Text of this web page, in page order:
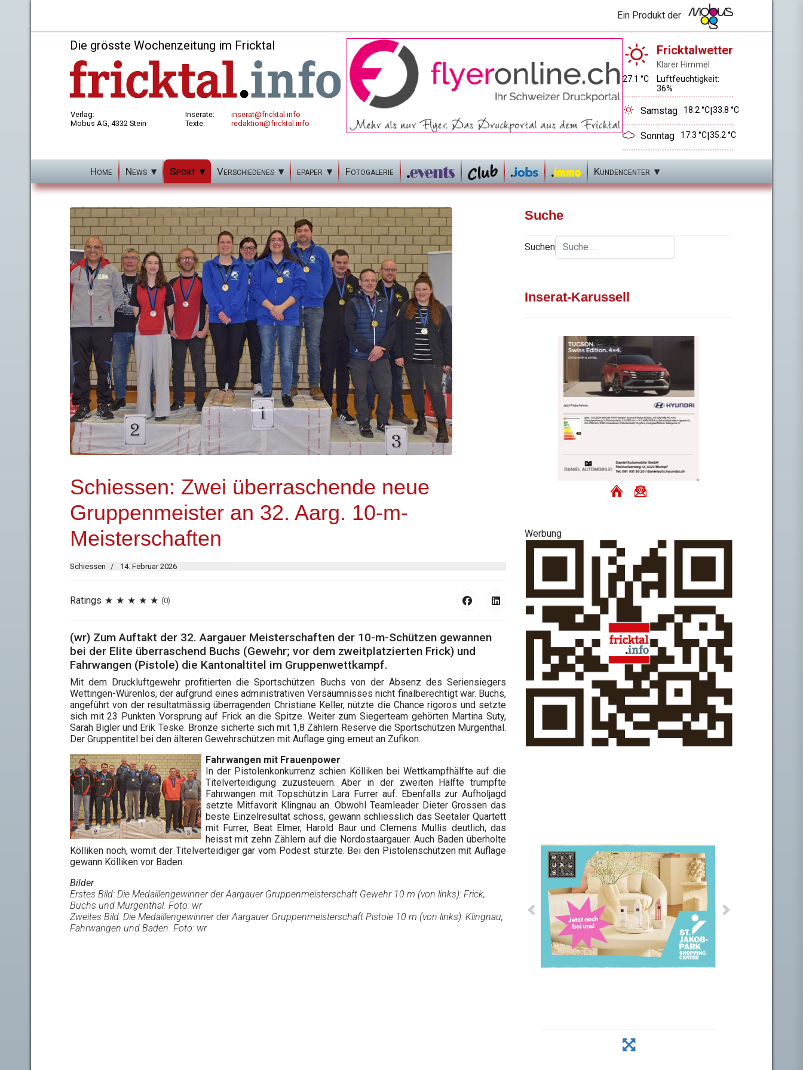
Ein Produkt der
Die grösste Wochenzeitung im Fricktal
Verlag:
Mobus AG, 4332 Stein
Inserate:
Texte:
inserat@fricktal.info
redaktion@fricktal.info
Fricktalwetter
Klarer Himmel
27.1 °C
Luftfeuchtigkeit:
36%
Samstag 18.2 °C|33.8 °C
Sonntag 17.3 °C|35.2 °C
Home News Sport Verschiedenes epaper Fotogalerie Kundencenter
Schiessen: Zwei überraschende neue
Gruppenmeister an 32. Aarg. 10-m-
Meisterschaften
Schiessen 14. Februar 2026
Ratings (0)
(wr) Zum Auftakt der 32. Aargauer Meisterschaften der 10-m-Schützen gewannen
bei der Elite überraschend Buchs (Gewehr; vor dem zweitplatzierten Frick) und
Fahrwangen (Pistole) die Kantonaltitel im Gruppenwettkampf.
Mit dem Druckluftgewehr profitierten die Sportschützen Buchs von der Absenz des Seriensiegers
Wettingen-Würenlos, der aufgrund eines administrativen Versäumnisses nicht finalberechtigt war. Buchs,
angeführt von der resultatmässig überragenden Christiane Keller, nützte die Chance rigoros und setzte
sich mit 23 Punkten Vorsprung auf Frick an die Spitze. Weiter zum Siegerteam gehörten Martina Suty,
Sarah Bigler und Erik Teske. Bronze sicherte sich mit 1,8 Zählern Reserve die Sportschützen Murgenthal.
Der Gruppentitel bei den älteren Gewehrschützen mit Auflage ging erneut an Zufikon.
Fahrwangen mit Frauenpower
In der Pistolenkonkurrenz schien Kölliken bei Wettkampfhälfte auf die
Titelverteidigung zuzusteuern. Aber in der zweiten Hälfte trumpfte
Fahrwangen mit Topschützin Lara Furrer auf. Ebenfalls zur Aufholjagd
setzte Mitfavorit Klingnau an. Obwohl Teamleader Dieter Grossen das
beste Einzelresultat schoss, gewann schliesslich das Seetaler Quartett
mit Furrer, Beat Elmer, Harold Baur und Clemens Mullis deutlich, das
heisst mit zehn Zählern auf die Nordostaargauer. Auch Baden überholte
Kölliken noch, womit der Titelverteidiger gar vom Podest stürzte. Bei den Pistolenschützen mit Auflage
gewann Kölliken vor Baden.
Bilder
Erstes Bild: Die Medaillengewinner der Aargauer Gruppenmeisterschaft Gewehr 10 m (von links): Frick,
Buchs und Murgenthal. Foto: wr
Zweites Bild: Die Medaillengewinner der Aargauer Gruppenmeisterschaft Pistole 10 m (von links): Klingnau,
Fahrwangen und Baden. Foto: wr
Suche
Suchen
Inserat-Karussell
Werbung